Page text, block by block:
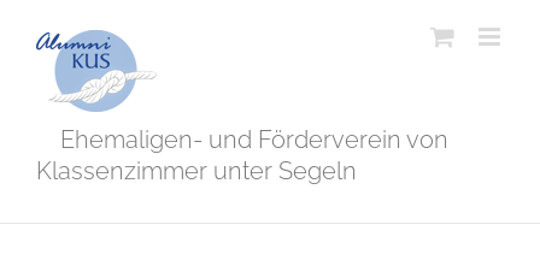
Inhalt
springen
Ehemaligen- und Förderverein von
Klassenzimmer unter Segeln